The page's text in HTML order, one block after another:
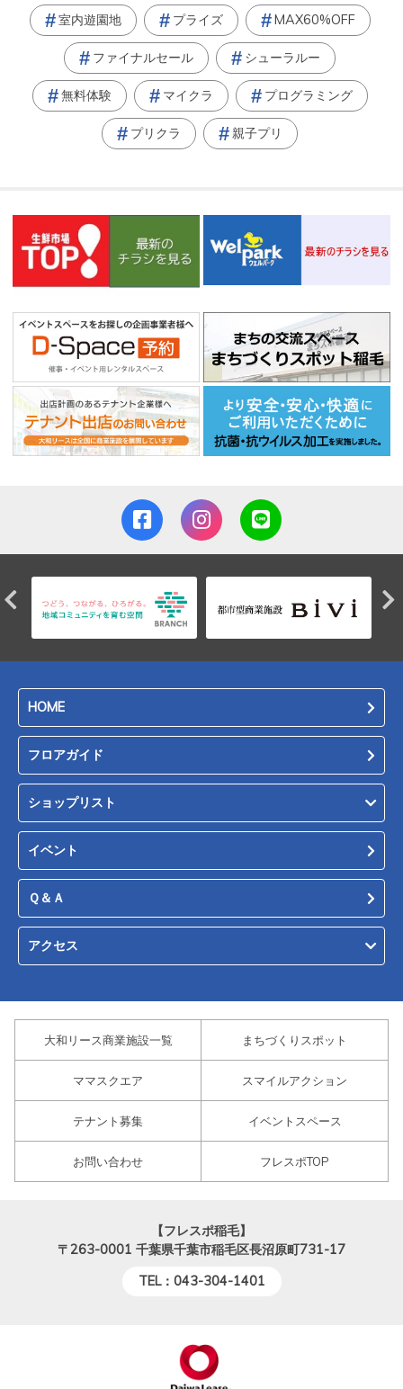
室内遊園地 プライズ MAX60%OFF
ファイナルセール シューラルー
無料体験 マイクラ プログラミング
プリクラ 親子プリ
HOME
フロアガイド
ショップリスト
イベント
Ｑ＆Ａ
アクセス
大和リース商業施設一覧 まちづくりスポット
ママスクエア スマイルアクション
テナント募集 イベントスペース
お問い合わせ フレスポTOP
【フレスポ稲毛】
〒263-0001 千葉県千葉市稲毛区長沼原町731-17
TEL：043-304-1401